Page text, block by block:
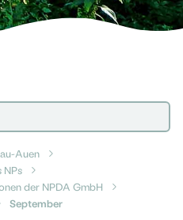
Auen
NPs
der NPDA GmbH
September